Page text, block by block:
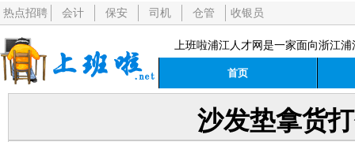
热点招聘 会计 保安 司机 仓管 收银员
上班啦浦江人才网是一家面向浙江
首页
沙发垫拿货